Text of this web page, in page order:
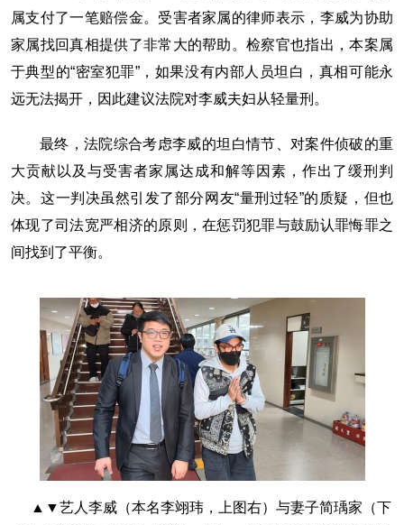
属支付了一笔赔偿金。受害者家属的律师表示，李威为协助
家属找回真相提供了非常大的帮助。检察官也指出，本案属
于典型的“密室犯罪”，如果没有内部人员坦白，真相可能永
远无法揭开，因此建议法院对李威夫妇从轻量刑。
最终，法院综合考虑李威的坦白情节、对案件侦破的重
大贡献以及与受害者家属达成和解等因素，作出了缓刑判
决。这一判决虽然引发了部分网友“量刑过轻”的质疑，但也
体现了司法宽严相济的原则，在惩罚犯罪与鼓励认罪悔罪之
间找到了平衡。
▲▼艺人李威（本名李翊玮，上图右）与妻子简瑀家（下